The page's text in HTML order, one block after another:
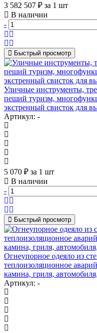
3 582 507 ₽ за 1 шт
В наличии
-
Быстрый просмотр
Уличные инструменты,
пеший туризм,
экстренный свисток для
Артикул: -
5 070 ₽ за 1 шт
В наличии
-
Быстрый просмотр
Огнеупорное одеяло из
теплоизоляционное
камина, гриля,
Артикул: -